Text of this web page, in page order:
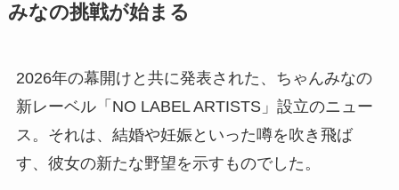
みなの挑戦が始まる
2026年の幕開けと共に発表された、ちゃんみなの
新レーベル「NO LABEL ARTISTS」設立のニュー
ス。それは、結婚や妊娠といった噂を吹き飛ば
す、彼女の新たな野望を示すものでした。